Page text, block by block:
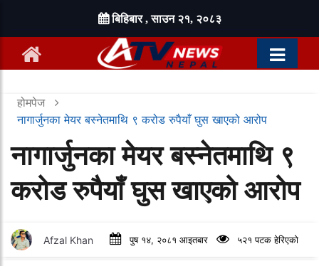
बिहिबार , साउन २१, २०८३
होमपेज
नागार्जुनका मेयर बस्नेतमाथि ९ करोड रुपैयाँ घुस खाएको आरोप
नागार्जुनका मेयर बस्नेतमाथि ९
करोड रुपैयाँ घुस खाएको आरोप
Afzal Khan पुष १४, २०८१ आइतबार ५२१ पटक हेरिएको